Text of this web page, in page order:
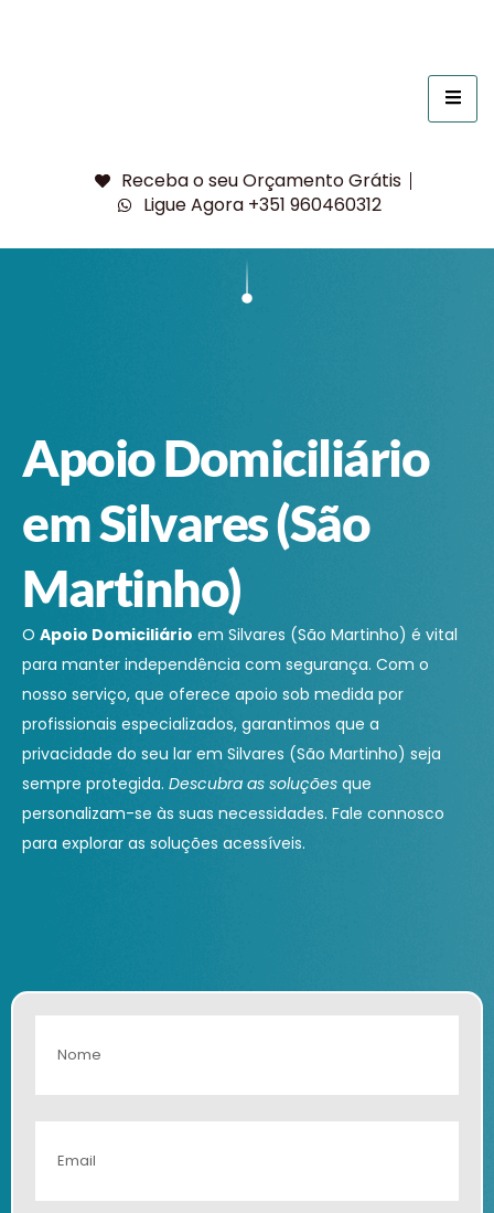
Receba o seu Orçamento Grátis
Ligue Agora +351 960460312
Apoio Domiciliário
em Silvares (São
Martinho)
O Apoio Domiciliário em Silvares (São Martinho) é vital
para manter independência com segurança. Com o
nosso serviço, que oferece apoio sob medida por
profissionais especializados, garantimos que a
privacidade do seu lar em Silvares (São Martinho) seja
sempre protegida. Descubra as soluções que
personalizam-se às suas necessidades. Fale connosco
para explorar as soluções acessíveis.